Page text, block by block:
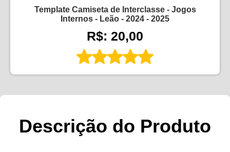
Template Camiseta de Interclasse - Jogos
Internos - Leão - 2024 - 2025
R$: 20,00
Descrição do Produto